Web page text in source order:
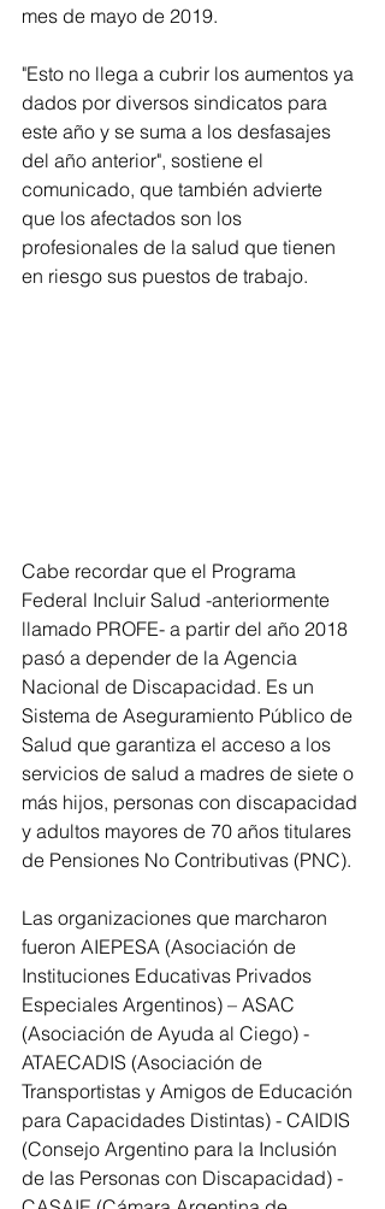
mes de mayo de 2019.
"Esto no llega a cubrir los aumentos ya
dados por diversos sindicatos para
este año y se suma a los desfasajes
del año anterior", sostiene el
comunicado, que también advierte
que los afectados son los
profesionales de la salud que tienen
en riesgo sus puestos de trabajo.
Cabe recordar que el Programa
Federal Incluir Salud -anteriormente
llamado PROFE- a partir del año 2018
pasó a depender de la Agencia
Nacional de Discapacidad. Es un
Sistema de Aseguramiento Público de
Salud que garantiza el acceso a los
servicios de salud a madres de siete o
más hijos, personas con discapacidad
y adultos mayores de 70 años titulares
de Pensiones No Contributivas (PNC).
Las organizaciones que marcharon
fueron AIEPESA (Asociación de
Instituciones Educativas Privados
Especiales Argentinos) – ASAC
(Asociación de Ayuda al Ciego) -
ATAECADIS (Asociación de
Transportistas y Amigos de Educación
para Capacidades Distintas) - CAIDIS
(Consejo Argentino para la Inclusión
de las Personas con Discapacidad) -